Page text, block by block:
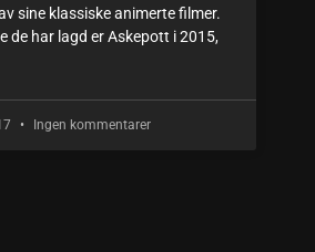
sine klassiske animerte filmer.
de har lagd er Askepott i 2015,
Ingen kommentarer